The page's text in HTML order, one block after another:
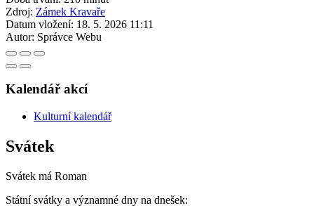
Zdroj: Zámek Kravaře
Datum vložení: 18. 5. 2026 11:11
Autor: Správce Webu
Kalendář akcí
Kulturní kalendář
Svátek
Svátek má Roman
Státní svátky a významné dny na dnešek: